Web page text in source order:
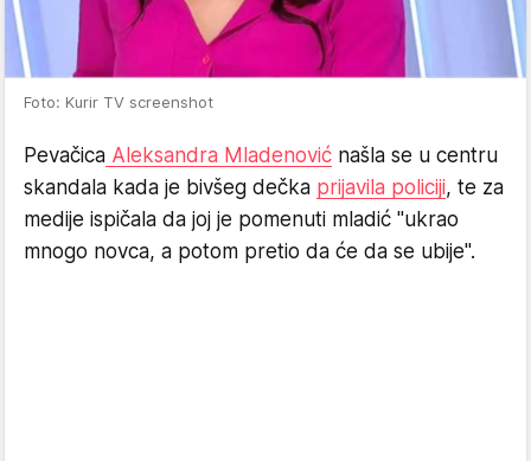
Foto: Kurir TV screenshot
Pevačica Aleksandra Mladenović našla se u centru
skandala kada je bivšeg dečka prijavila policiji, te za
medije ispičala da joj je pomenuti mladić "ukrao
mnogo novca, a potom pretio da će da se ubije".